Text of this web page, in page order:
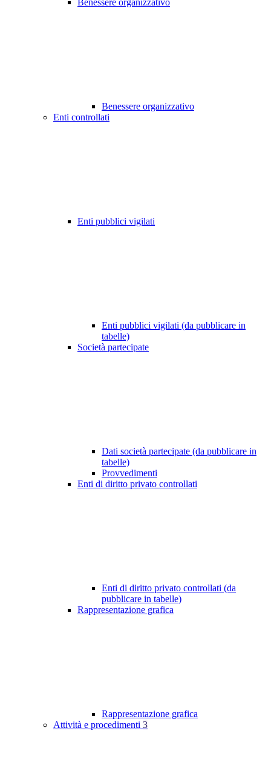
Benessere organizzativo
Benessere organizzativo
Enti controllati
Enti pubblici vigilati
Enti pubblici vigilati (da pubblicare in
tabelle)
Società partecipate
Dati società partecipate (da pubblicare in
tabelle)
Provvedimenti
Enti di diritto privato controllati
Enti di diritto privato controllati (da
pubblicare in tabelle)
Rappresentazione grafica
Rappresentazione grafica
Attività e procedimenti 3